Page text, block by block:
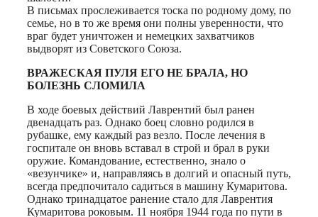
В письмах прослеживается тоска по родному дому, по
семье, но в то же время они полны уверенности, что
враг будет уничтожен и немецких захватчиков
выдворят из Советского Союза.
ВРАЖЕСКАЯ ПУЛЯ ЕГО НЕ БРАЛА, НО
БОЛЕЗНЬ СЛОМИЛА
В ходе боевых действий Лаврентий был ранен
двенадцать раз. Однако боец словно родился в
рубашке, ему каждый раз везло. После лечения в
госпитале он вновь вставал в строй и брал в руки
оружие. Командование, естественно, знало о
«везунчике» и, направляясь в долгий и опасный путь,
всегда предпочитало садиться в машину Кумаритова.
Однако тринадцатое ранение стало для Лаврентия
Кумаритова роковым. 11 ноября 1944 года по пути в